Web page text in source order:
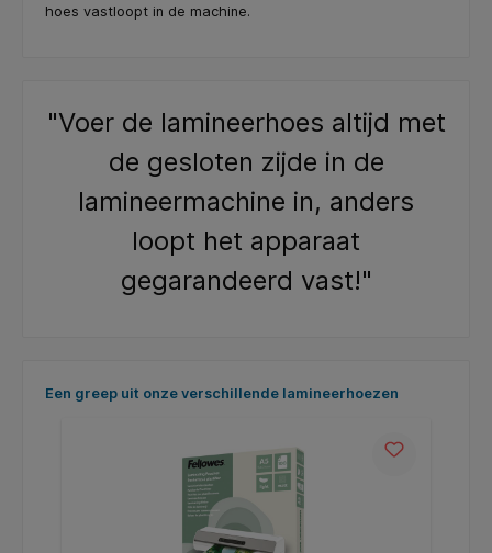
hoes vastloopt in de machine.
"Voer de lamineerhoes altijd met
de gesloten zijde in de
lamineermachine in, anders
loopt het apparaat
gegarandeerd vast!"
Skip product gallery
Een greep uit onze verschillende lamineerhoezen